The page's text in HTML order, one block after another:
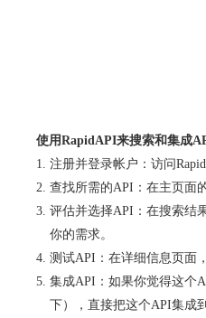
使用RapidAPI来搜索和集成
注册并登录帐户：访问
查找所需的API：在主页面
评估并选择API：在搜索结
你的需求。
测试API：在详细信息页面
集成API：如果你觉得这个
下），直接把这个API集成